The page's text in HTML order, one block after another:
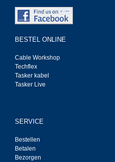
BESTEL ONLINE
Cable Workshop
Techflex
Tasker kabel
Tasker Live
SERVICE
Bestellen
Betalen
Bezorgen